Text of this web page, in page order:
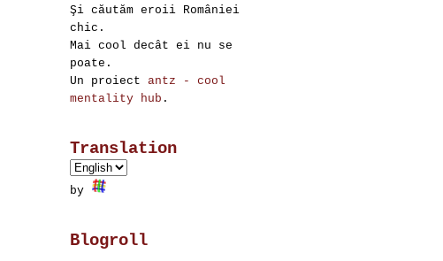
Şi căutăm eroii României
chic.
Mai cool decât ei nu se
poate.
Un proiect antz - cool
mentality hub .
Translation
by
Blogroll